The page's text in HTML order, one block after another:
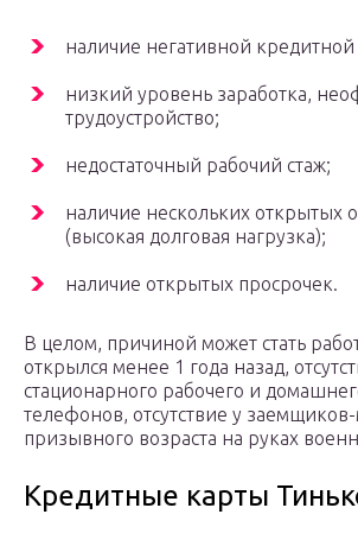
наличие негативной кредитной
низкий уровень заработка,
трудоустройство;
недостаточный рабочий стаж;
наличие нескольких открытых
(высокая долговая нагрузка);
наличие открытых просрочек.
В целом, причиной может стать
открылся менее 1 года назад,
стационарного рабочего и
телефонов, отсутствие у
призывного возраста на руках
Кредитные карты